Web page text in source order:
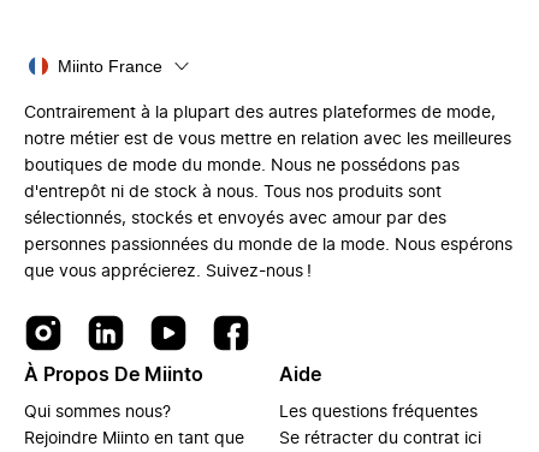
Miinto France
Contrairement à la plupart des autres plateformes de mode,
notre métier est de vous mettre en relation avec les meilleures
boutiques de mode du monde. Nous ne possédons pas
d'entrepôt ni de stock à nous. Tous nos produits sont
sélectionnés, stockés et envoyés avec amour par des
personnes passionnées du monde de la mode. Nous espérons
que vous apprécierez. Suivez-nous !
À Propos De Miinto
Qui sommes nous?
Rejoindre Miinto en tant que
Aide
Les questions fréquentes
Se rétracter du contrat ici